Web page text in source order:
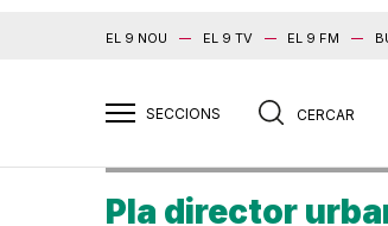
EL 9 NOU EL 9 TV EL 9 FM
Pla director